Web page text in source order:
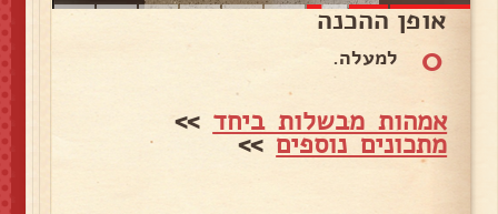
אופן ההכנה
0 למעלה.
אמהות מבשלות ביחד >>
מתכונים נוספים>>